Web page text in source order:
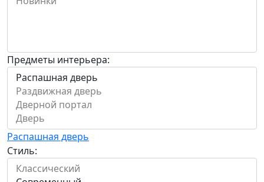
Предметы интерьера:
Распашная дверь
Стиль: